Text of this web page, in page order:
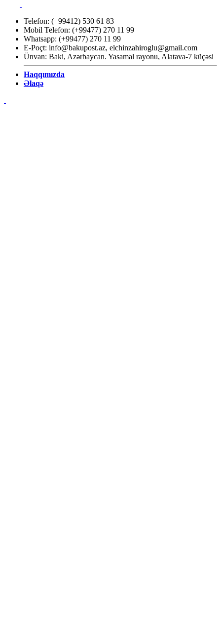
Telefon: (+99412) 530 61 83
Mobil Telefon: (+99477) 270 11 99
Whatsapp: (+99477) 270 11 99
E-Poçt: info@bakupost.az, elchinzahiroglu@gmail.com
Ünvan: Baki, Azərbaycan. Yasamal rayonu, Alatava-7 küçəsi
Haqqımızda
Əlaqə